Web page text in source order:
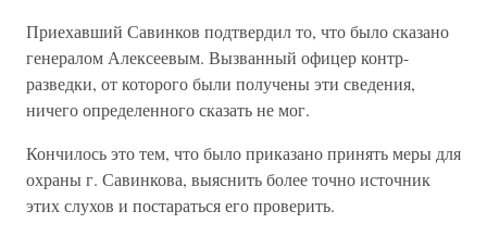
Приехавший Савинков подтвердил то, что было сказано
генералом Алексеевым. Вызванный офицер контр-
разведки, от которого были получены эти сведения,
ничего определенного сказать не мог.
Кончилось это тем, что было приказано принять меры для
охраны г. Савинкова, выяснить более точно источник
этих слухов и постараться его проверить.